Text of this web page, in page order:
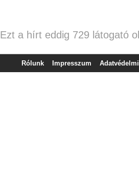
Ezt a hírt eddig 729 látogató
Rólunk Impresszum